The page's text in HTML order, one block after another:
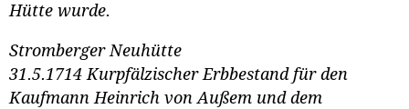
Hütte wurde.
Stromberger Neuhütte
31.5.1714 Kurpfälzischer Erbbestand für den
Kaufmann Heinrich von Außem und dem